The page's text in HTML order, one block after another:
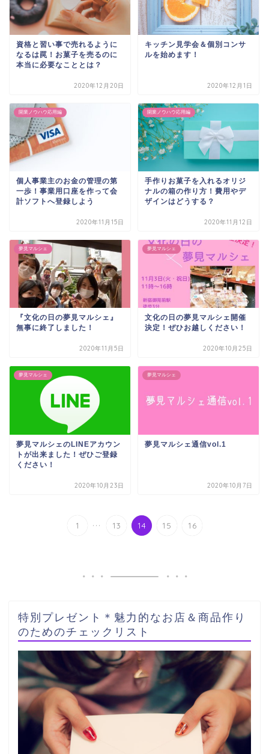
資格と習い事で売れるように
なるは罠！お菓子を売るのに
本当に必要なこととは？
2020年12月20日
キッチン見学会＆個別コンサ
ルを始めます！
2020年12月1日
開業ノウハウ応用編
個人事業主のお金の管理の第
一歩！事業用口座を作って会
計ソフトへ登録しよう
2020年11月15日
開業ノウハウ応用編
手作りお菓子を入れるオリジ
ナルの箱の作り方！費用やデ
ザインはどうする？
2020年11月12日
夢見マルシェ
『文化の日の夢見マルシェ』
無事に終了しました！
2020年11月5日
夢見マルシェ
文化の日の夢見マルシェ開催
決定！ぜひお越しください！
2020年10月25日
夢見マルシェ
夢見マルシェのLINEアカウン
トが出来ました！ぜひご登録
ください！
2020年10月23日
夢見マルシェ
夢見マルシェ通信vol.1
2020年10月7日
1 ... 13 14 15 16
特別プレゼント＊魅力的なお店＆商品作り
のためのチェックリスト